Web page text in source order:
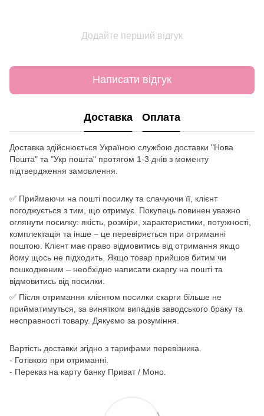
Додайте перший відгук
Написати відгук
Доставка Оплата
Доставка здійснюється Україною службою доставки "Нова
Пошта" та "Укр пошта" протягом 1-3 днів з моменту
підтвердження замовлення.
✅ Приймаючи на пошті посилку та слачуючи її, клієнт
погоджується з тим, що отримує. Покупець повинен уважно
оглянути посилку: якість, розміри, характеристики, потужності,
комплектація та інше – це перевіряється при отриманні
поштою. Клієнт має право відмовитись від отримання якщо
йому щось не підходить. Якщо товар прийшов битим чи
пошкодженим – необхідно написати скаргу на пошті та
відмовитись від посилки.
✅ Після отримання клієнтом посилки скарги більше не
прийматимуться, за винятком випадків заводського браку та
несправності товару. Дякуємо за розуміння.
Вартість доставки згідно з тарифами перевізника.
- Готівкою при отриманні.
- Переказ на карту банку Приват / Моно.